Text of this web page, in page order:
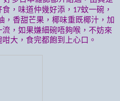
，味道仲幾好添， 17蚊一碗，
，香甜芒果，椰味重既椰汁，加
流，如果嫌細碗唔夠喉，不妨來
大，食完都飽到上心口。